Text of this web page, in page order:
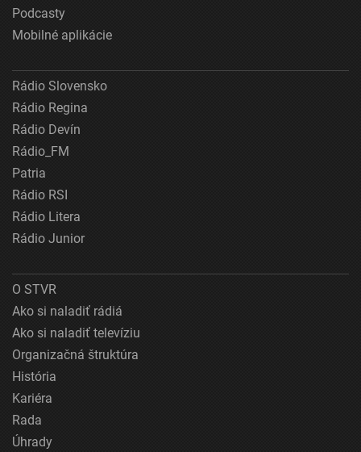
Podcasty
Mobilné aplikácie
Rádio Slovensko
Rádio Regina
Rádio Devín
Rádio_FM
Patria
Rádio RSI
Rádio Litera
Rádio Junior
O STVR
Ako si naladiť rádiá
Ako si naladiť televíziu
Organizačná štruktúra
História
Kariéra
Rada
Úhrady